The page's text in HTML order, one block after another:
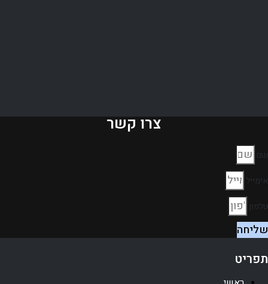
צרו קשר
שם
אימייל
טלפון
שליחה
תפריט